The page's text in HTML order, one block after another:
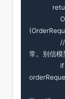
常。别信模